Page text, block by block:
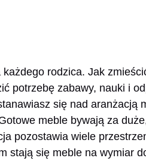
rodzica. Jak
potrzebę zabawy, nauki i
się nad aranżacją
meble bywają za
pozostawia wiele
stają się meble na wymiar